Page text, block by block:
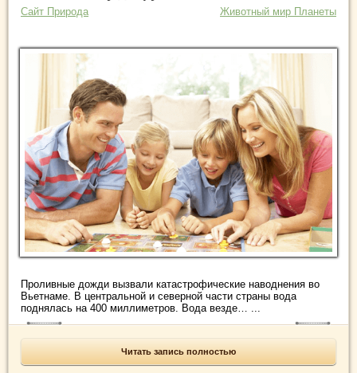
Сайт Природа Животный мир Планеты
Проливные дожди вызвали катастрофические наводнения во
Вьетнаме. В центральной и северной части страны вода
поднялась на 400 миллиметров. Вода везде… ...
Читать запись полностью